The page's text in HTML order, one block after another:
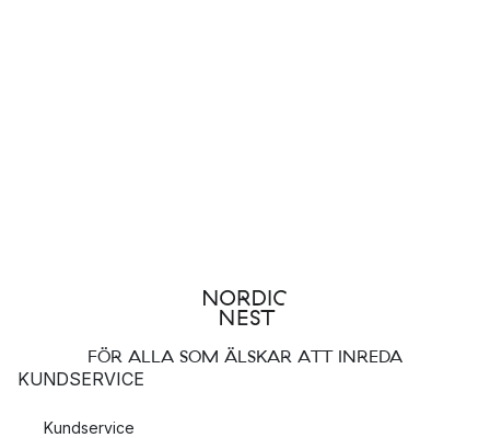
FÖR ALLA SOM ÄLSKAR ATT INREDA
KUNDSERVICE
Kundservice